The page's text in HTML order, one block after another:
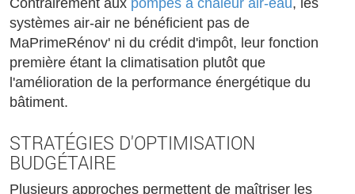
Contrairement aux pompes à chaleur air-eau, les
systèmes air-air ne bénéficient pas de
MaPrimeRénov' ni du crédit d'impôt, leur fonction
première étant la climatisation plutôt que
l'amélioration de la performance énergétique du
bâtiment.
STRATÉGIES D'OPTIMISATION
BUDGÉTAIRE
Plusieurs approches permettent de maîtriser les